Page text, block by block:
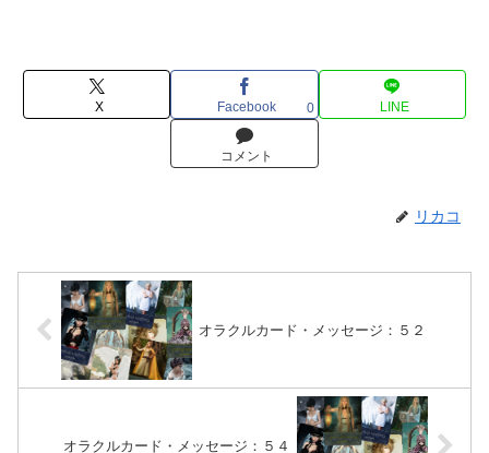
X Facebook 0 LINE
コメント
リカコ
オラクルカード・メッセージ：５２
オラクルカード・メッセージ：５４